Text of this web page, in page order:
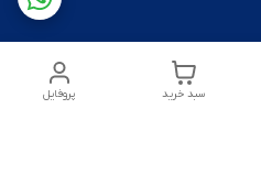
پروفایل سبد خرید